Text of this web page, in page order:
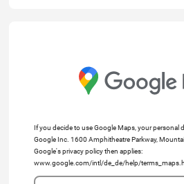
If you decide to use Google Maps, your personal
Google Inc. 1600 Amphitheatre Parkway,
Google's privacy policy then applies:
www.google.com/intl/de_de/help/